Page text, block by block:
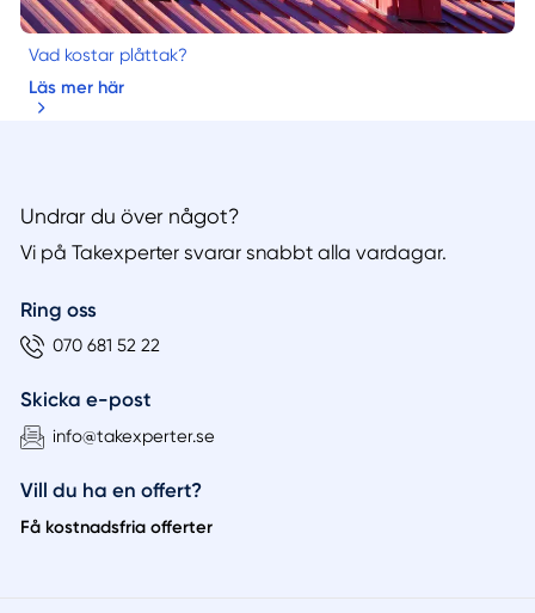
Vad kostar plåttak?
Läs mer här
Undrar du över något?
Vi på Takexperter svarar snabbt alla vardagar.
Ring oss
070 681 52 22
Skicka e-post
info@takexperter.se
Vill du ha en offert?
Få kostnadsfria offerter